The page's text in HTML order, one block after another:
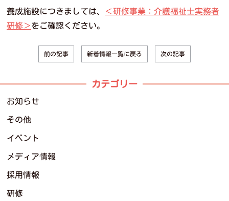
養成施設につきましては、 ＜研修事業：介護福祉士実務者
研修＞をご確認ください。
前の記事 新着情報一覧に戻る 次の記事
カテゴリー
お知らせ
その他
イベント
メディア情報
採用情報
研修